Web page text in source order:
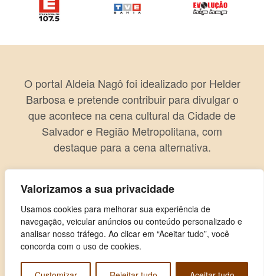
Valorizamos a sua privacidade
Usamos cookies para melhorar sua experiência de
navegação, veicular anúncios ou conteúdo personalizado e
analisar nosso tráfego. Ao clicar em “Aceitar tudo”, você
concorda com o uso de cookies.
O portal Aldeia Nagô foi idealizado por Helder
Barbosa e pretende contribuir para divulgar o
que acontece na cena cultural da Cidade de
Salvador e Região Metropolitana, com
destaque para a cena alternativa.